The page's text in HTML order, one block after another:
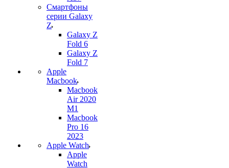
Смартфоны
серии Galaxy
Z
Galaxy Z
Fold 6
Galaxy Z
Fold 7
Apple
Macbook
Macbook
Air 2020
M1
Macbook
Pro 16
2023
Apple Watch
Apple
Watch